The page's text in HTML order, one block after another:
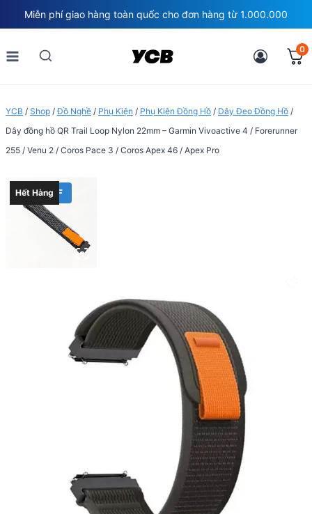
to
content
Miễn phí giao hàng toàn quốc cho đơn hàng từ 1.000.000
0
YCB / Shop /Đồ Nghề / Phụ Kiện / Phụ Kiện Đồng Hồ / Dây Đeo Đồng Hồ /
Dây đồng hồ QR Trail Loop Nylon 22mm – Garmin Vivoactive 4 / Forerunner
255 / Venu 2 / Coros Pace 3 / Coros Apex 46 / Apex Pro
Hết Hàng
40% OFF